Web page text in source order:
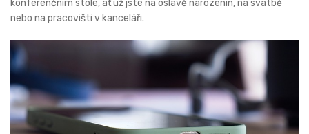
konferenčním stole, ať už jste na oslavě narozenin, na svatbě
nebo na pracovišti v kanceláři.